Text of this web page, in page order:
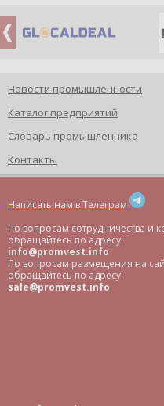
Новости промышленности
Каталог предприятий
Словарь промышленника
Контакты
Написать нам в Телеграм
По вопросам сотрудничества и
обращайтесь по адресу:
info@promvest.info
По вопросам размещения на
обращайтесь по адресу:
sale@promvest.info